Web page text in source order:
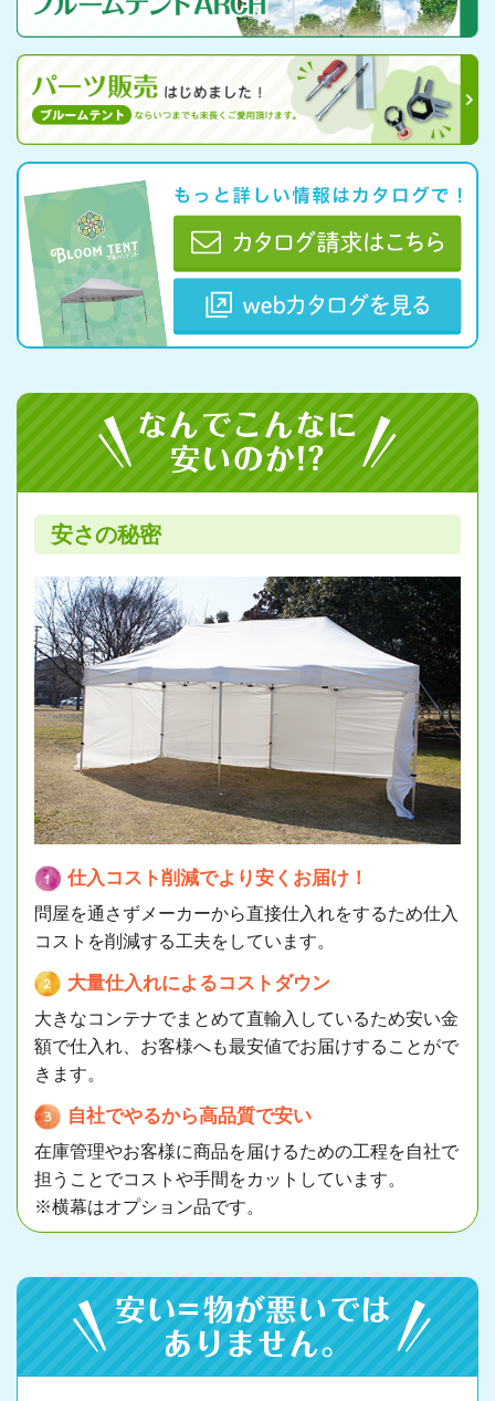
安さの秘密
仕入コスト削減でより安くお届け！
問屋を通さずメーカーから直接仕入れをするため仕入
コストを削減する工夫をしています。
大量仕入れによるコストダウン
大きなコンテナでまとめて直輸入しているため安い金
額で仕入れ、お客様へも最安値でお届けすることがで
きます。
自社でやるから高品質で安い
在庫管理やお客様に商品を届けるための工程を自社で
担うことでコストや手間をカットしています。
※横幕はオプション品です。